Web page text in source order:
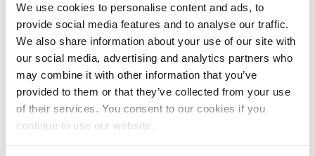
We use cookies to personalise content and ads, to
provide social media features and to analyse our traffic.
We also share information about your use of our site with
our social media, advertising and analytics partners who
may combine it with other information that you’ve
provided to them or that they’ve collected from your use
of their services. You consent to our cookies if you
continue to use our website.
Garderobenhaken im Entrée ein starkes Statement. Zusätzlich mit
einer Nut versehen, finden Jacken und Mäntel dank
Aufhängeschlaufe Sicherheit. Als Clou lassen sich bei einigen
Modellen die einzelnen Haken bei Bedarf herausklappen. Das
macht sie auch zur perfekten Gästegarderobe. Schöne
Standgarderoben geben selbst kleinsten Fluren Flair: Rundum
abgehende Edelstahlarme bieten viel Platz für Jacken und Taschen.
Mit einem ausreichend großen und schweren Fuß bewahren sie
auch bei schweren Mänteln Haltung. Durchorgansierte Edelstahl-